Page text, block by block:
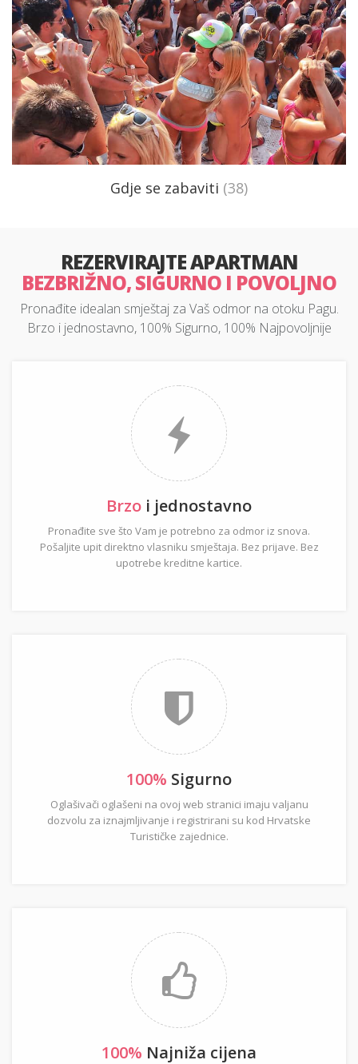
Gdje se zabaviti (38)
REZERVIRAJTE APARTMAN
BEZBRIŽNO, SIGURNO I POVOLJNO
Pronađite idealan smještaj za Vaš odmor na otoku Pagu.
Brzo i jednostavno, 100% Sigurno, 100% Najpovoljnije
Brzo i jednostavno
Pronađite sve što Vam je potrebno za odmor iz snova.
Pošaljite upit direktno vlasniku smještaja. Bez prijave. Bez
upotrebe kreditne kartice.
100% Sigurno
Oglašivači oglašeni na ovoj web stranici imaju valjanu
dozvolu za iznajmljivanje i registrirani su kod Hrvatske
Turističke zajednice.
100% Najniža cijena